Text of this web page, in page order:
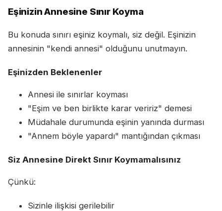
Eşinizin Annesine Sınır Koyma
Bu konuda sınırı eşiniz koymalı, siz değil. Eşinizin
annesinin "kendi annesi" olduğunu unutmayın.
Eşinizden Beklenenler
Annesi ile sınırlar koyması
"Eşim ve ben birlikte karar veririz" demesi
Müdahale durumunda eşinin yanında durması
"Annem böyle yapardı" mantığından çıkması
Siz Annesine Direkt Sınır Koymamalısınız
Çünkü:
Sizinle ilişkisi gerilebilir